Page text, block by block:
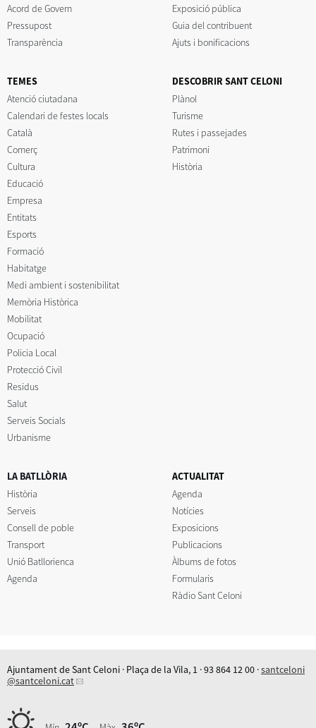
Acord de Govern
Pressupost
Transparència
Exposició pública
Guia del contribuent
Ajuts i bonificacions
TEMES
Atenció ciutadana
Calendari de festes locals
Català
Comerç
Cultura
Educació
Empresa
Entitats
Esports
Formació
Habitatge
Medi ambient i sostenibilitat
Memòria Històrica
Mobilitat
Ocupació
Policia Local
Protecció Civil
Residus
Salut
Serveis Socials
Urbanisme
DESCOBRIR SANT CELONI
Plànol
Turisme
Rutes i passejades
Patrimoni
Història
LA BATLLÒRIA
Història
Serveis
Consell de poble
Transport
Unió Batllorienca
Agenda
ACTUALITAT
Agenda
Notícies
Exposicions
Publicacions
Àlbums de fotos
Formularis
Ràdio Sant Celoni
Ajuntament de Sant Celoni · Plaça de la Vila, 1 · 93 864 12 00 ·santceloni
@santceloni.cat